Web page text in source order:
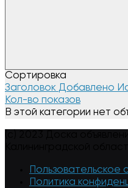
Сортировка
Заголовок Добавлено
Кол-во показов
В этой категории нет
Пользовательское
Политика